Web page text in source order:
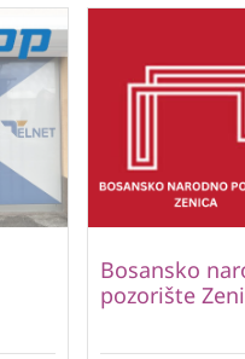
Bosansko
pozorište